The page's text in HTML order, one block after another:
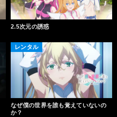
2.5次元の誘惑
レンタル
なぜ僕の世界を誰も覚えていないの
か？